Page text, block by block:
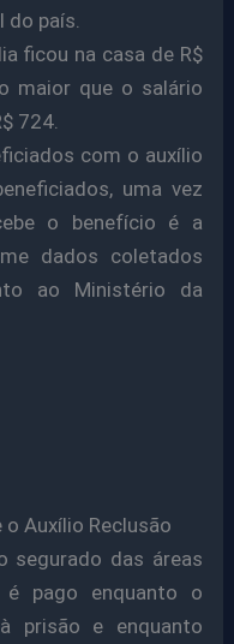
país.
ficou na casa de R$
maior que o salário
724.
com o auxílio
uma vez
o benefício é a
dados coletados
ao Ministério da
Auxílio Reclusão
segurado das áreas
é pago enquanto o
prisão e enquanto